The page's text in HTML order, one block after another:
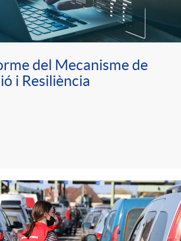
del Mecanisme de
i Resiliència